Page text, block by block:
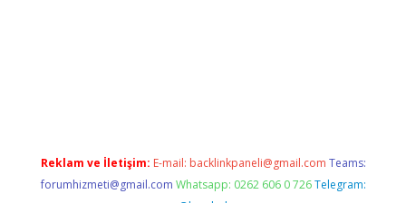
Reklam ve İletişim: E-mail: backlinkpaneli@gmail.com Teams:
forumhizmeti@gmail.com Whatsapp: 0262 606 0 726 Telegram: